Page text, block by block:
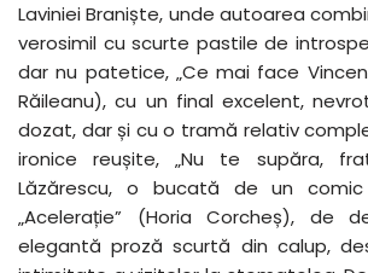
Laviniei Braniște, unde autoarea
verosimil cu scurte pastile de
dar nu patetice, „Ce mai face
Răileanu), cu un final excelent,
dozat, dar și cu o tramă relativ
ironice reușite, „Nu te supăra,
Lăzărescu, o bucată de un
„Acelerație” (Horia Corcheș), de
elegantă proză scurtă din calup,